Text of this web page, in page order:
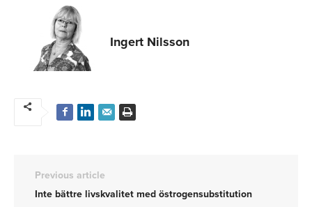
Ingert Nilsson
Previous article
Inte bättre livskvalitet med östrogensubstitution